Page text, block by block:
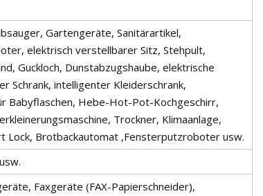
Gartengeräte, Sanitärartikel,
elektrisch verstellbarer Sitz, Stehpult,
Guckloch, Dunstabzugshaube, elektrische
Schrank, intelligenter Kleiderschrank,
Babyflaschen, Hebe-Hot-Pot-Kochgeschirr,
Trockner, Klimaanlage,
Lock, Brotbackautomat ,Fensterputzroboter usw.
Faxgeräte (FAX-Papierschneider),